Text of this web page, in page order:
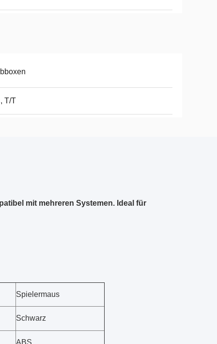
T/T
mit mehreren Systemen. Ideal für
Spielermaus
Schwarz
ABS